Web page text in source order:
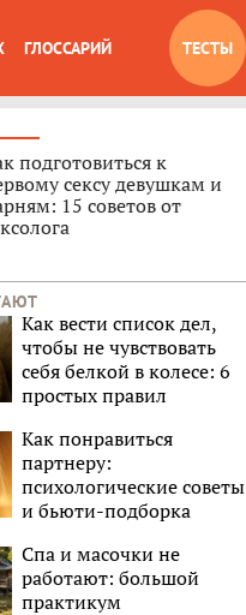
ГЛОССАРИЙ ТЕСТЫ
подготовиться к
сексу девушкам и
15 советов от
Как вести список дел,
чтобы не чувствовать
себя белкой в колесе: 6
простых правил
Как понравиться
партнеру:
психологические советы
и бьюти-подборка
Спа и масочки не
работают: большой
практикум